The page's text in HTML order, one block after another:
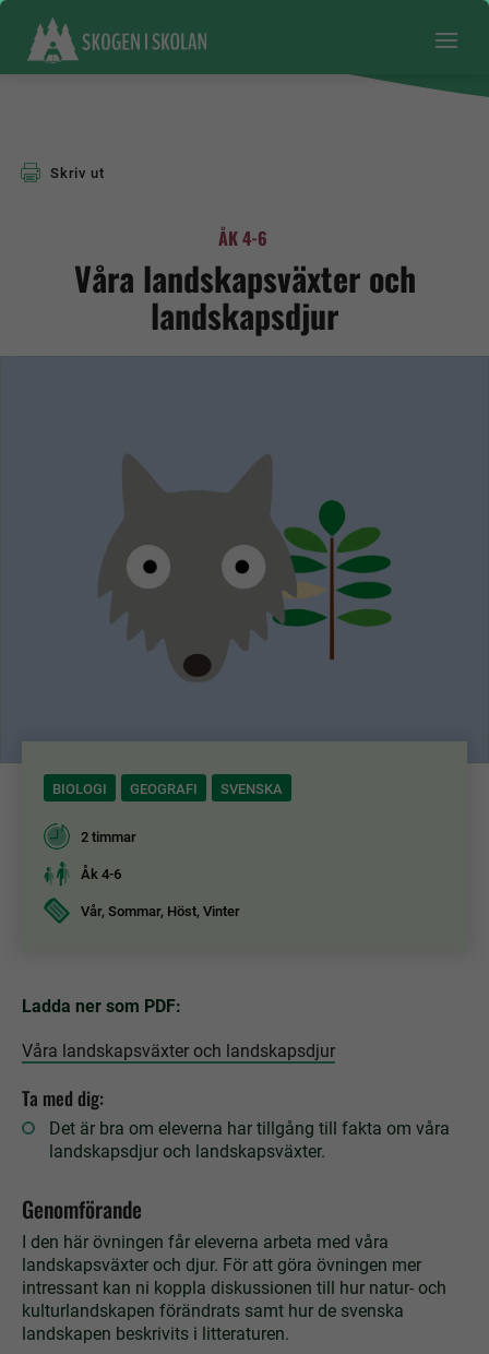
Skriv ut
ÅK 4-6
Våra landskapsväxter och
landskapsdjur
BIOLOGI GEOGRAFI SVENSKA
2 timmar
Åk 4-6
Vår, Sommar, Höst, Vinter
Ladda ner som PDF:
Våra landskapsväxter och landskapsdjur
Ta med dig:
Det är bra om eleverna har tillgång till fakta om våra
landskapsdjur och landskapsväxter.
Genomförande
I den här övningen får eleverna arbeta med våra
landskapsväxter och djur. För att göra övningen mer
intressant kan ni koppla diskussionen till hur natur- och
kulturlandskapen förändrats samt hur de svenska
landskapen beskrivits i litteraturen.